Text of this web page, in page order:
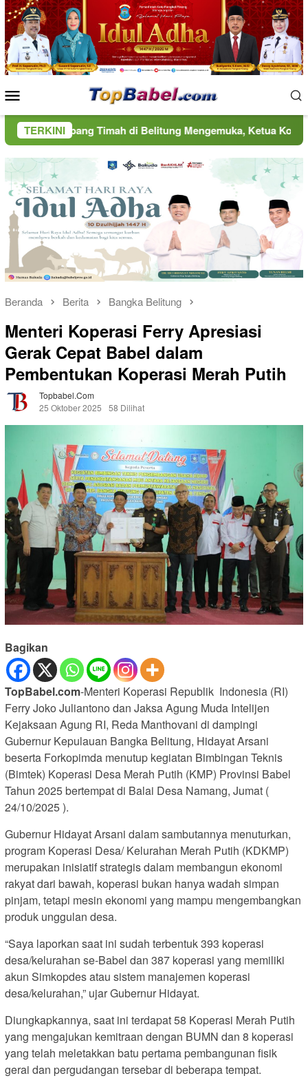
Loncat
ke
konten
Mobile
TERKINI
Timah di Belitung Mengemuka, Ketua Komisi XII DPR
Beranda Berita Bangka Belitung
Menteri Koperasi Ferry Apresiasi
Gerak Cepat Babel dalam
Pembentukan Koperasi Merah Putih
Topbabel.com
25 Oktober 2025
58 Dilihat
Bagikan
TopBabel.com-Menteri Koperasi Republik Indonesia (RI)
Ferry Joko Juliantono dan Jaksa Agung Muda Intelijen
Kejaksaan Agung RI, Reda Manthovani di dampingi
Gubernur Kepulauan Bangka Belitung, Hidayat Arsani
beserta Forkopimda menutup kegiatan Bimbingan Teknis
(Bimtek) Koperasi Desa Merah Putih (KMP) Provinsi Babel
Tahun 2025 bertempat di Balai Desa Namang, Jumat (
24/10/2025 ).
Gubernur Hidayat Arsani dalam sambutannya menuturkan,
program Koperasi Desa/ Kelurahan Merah Putih (KDKMP)
merupakan inisiatif strategis dalam membangun ekonomi
rakyat dari bawah, koperasi bukan hanya wadah simpan
pinjam, tetapi mesin ekonomi yang mampu mengembangkan
produk unggulan desa.
“Saya laporkan saat ini sudah terbentuk 393 koperasi
desa/kelurahan se-Babel dan 387 koperasi yang memiliki
akun Simkopdes atau sistem manajemen koperasi
desa/kelurahan,” ujar Gubernur Hidayat.
Diungkapkannya, saat ini terdapat 58 Koperasi Merah Putih
yang mengajukan kemitraan dengan BUMN dan 8 koperasi
yang telah meletakkan batu pertama pembangunan fisik
gerai dan pergudangan tersebar di beberapa tempat.